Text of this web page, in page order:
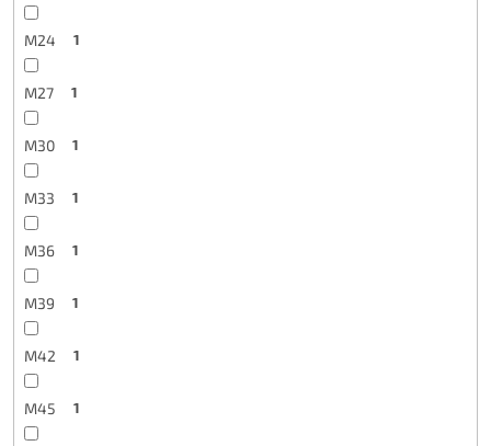
M24 1
M27 1
M30 1
M33 1
M36 1
M39 1
M42 1
M45 1